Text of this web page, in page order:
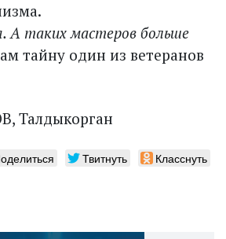
А таких мастеров больше
тайну один из ветеранов
Талдыкорган
Твитнуть Класснуть